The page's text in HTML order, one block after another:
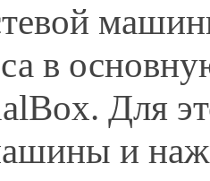
в
Для
и